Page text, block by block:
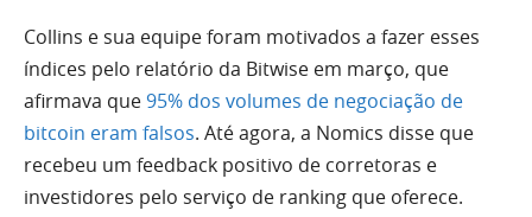
Collins e sua equipe foram motivados a fazer esses
índices pelo relatório da Bitwise em março, que
afirmava que95% dos volumes de negociação de
bitcoin eram falsos. Até agora, a Nomics disse que
recebeu um feedback positivo de corretoras e
investidores pelo serviço de ranking que oferece.